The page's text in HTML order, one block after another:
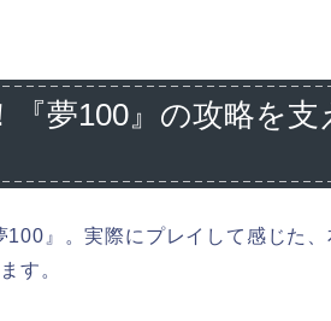
夢100』の攻略を支
』。実際にプレイして感じた
す。